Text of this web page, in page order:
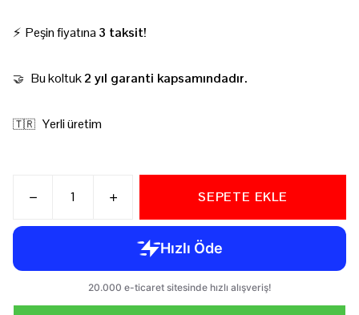
⚡ Peşin fiyatına 3 taksit!
🤝 Bu koltuk2 yıl garanti kapsamındadır.
🇹🇷 Yerli üretim
SEPETE EKLE